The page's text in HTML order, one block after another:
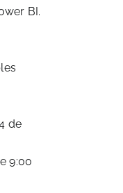
BI.
de
9:00